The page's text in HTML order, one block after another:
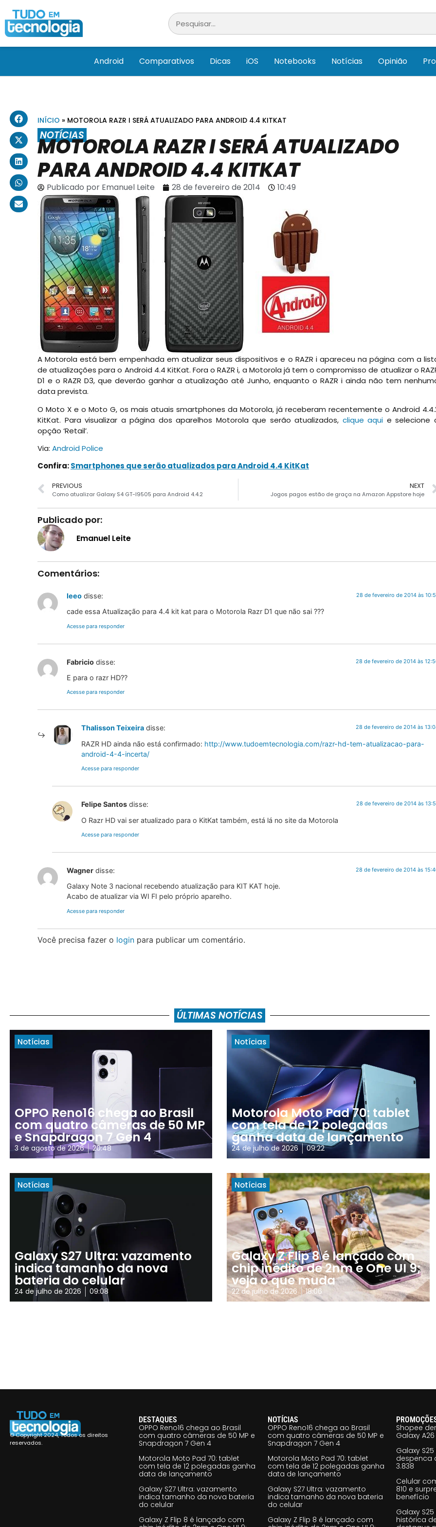
Android Comparativos Dicas iOS Notebooks Notícias Opinião
INÍCIO » MOTOROLA RAZR I SERÁ ATUALIZADO PARA ANDROID 4.4 KITKAT
NOTÍCIAS
MOTOROLA RAZR I SERÁ ATUALIZADO
PARA ANDROID 4.4 KITKAT
Publicado porEmanuel Leite 28 de fevereiro de 2014 10:49
A Motorola está bem empenhada em atualizar seus dispositivos e o RAZR i apareceu na página com a
de atualizações para o Android 4.4 KitKat. Fora o RAZR i, a Motorola já tem o compromisso de atualizar o
D1 e o RAZR D3, que deverão ganhar a atualização até Junho, enquanto o RAZR i ainda não tem
data prevista.
O Moto X e o Moto G, os mais atuais smartphones da Motorola, já receberam recentemente o Android
KitKat. Para visualizar a página dos aparelhos Motorola que serão atualizados, clique aqui e selecione
opção ‘Retail’.
Via: Android Police
Confira:Smartphones que serão atualizados para Android 4.4 KitKat
PREVIOUS
Como atualizar Galaxy S4 GT-I9505 para Android 4.4.2
NEXT
Jogos pagos estão de graça na Amazon Appstore hoje
Publicado por:
Emanuel Leite
Comentários:
leeo disse: 28 de fevereiro de 2014 às
cade essa Atualização para 4.4 kit kat para o Motorola Razr D1 que não sai ???
Acesse para responder
Fabricio disse: 28 de fevereiro de 2014 às
E para o razr HD??
Acesse para responder
Thalisson Teixeira disse: 28 de fevereiro de 2014 às
RAZR HD ainda não está confirmado: http://www.tudoemtecnologia.com/razr-hd-tem-atualizacao-para-
android-4-4-incerta/
Acesse para responder
Felipe Santos disse: 28 de fevereiro de 2014 às
O Razr HD vai ser atualizado para o KitKat também, está lá no site da Motorola
Acesse para responder
Wagner disse: 28 de fevereiro de 2014 às
Galaxy Note 3 nacional recebendo atualização para KIT KAT hoje.
Acabo de atualizar via WI FI pelo próprio aparelho.
Acesse para responder
Você precisa fazer o loginpara publicar um comentário.
ÚLTIMAS NOTÍCIAS
Notícias
OPPO Reno16 chega ao Brasil
com quatro câmeras de 50 MP
e Snapdragon 7 Gen 4
3 de agosto de 2026 20:48
Notícias
Motorola Moto Pad 70: tablet
com tela de 12 polegadas
ganha data de lançamento
24 de julho de 2026 09:22
Notícias
Galaxy S27 Ultra: vazamento
indica tamanho da nova
bateria do celular
24 de julho de 2026 09:08
Notícias
Galaxy Z Flip 8 é lançado com
chip inédito de 2nm e One UI 9;
veja o que muda
22 de julho de 2026 18:06
© Copyright 2024, Todos os direitos
reservados.
DESTAQUES
OPPO Reno16 chega ao Brasil
com quatro câmeras de 50 MP e
Snapdragon 7 Gen 4
Motorola Moto Pad 70: tablet
com tela de 12 polegadas ganha
data de lançamento
Galaxy S27 Ultra: vazamento
indica tamanho da nova bateria
do celular
Galaxy Z Flip 8 é lançado com
NOTÍCIAS
OPPO Reno16 chega ao Brasil
com quatro câmeras de 50 MP e
Snapdragon 7 Gen 4
Motorola Moto Pad 70: tablet
com tela de 12 polegadas ganha
data de lançamento
Galaxy S27 Ultra: vazamento
indica tamanho da nova bateria
do celular
Galaxy Z Flip 8 é lançado com
Shopee
Galaxy
Galaxy S25
despenca
3.838
Celular
810 e
benefício
Galaxy
histórica